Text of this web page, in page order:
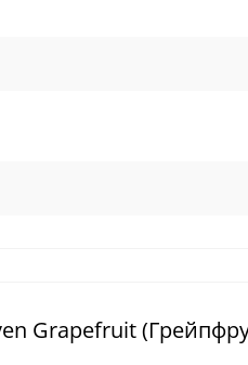
Grapefruit